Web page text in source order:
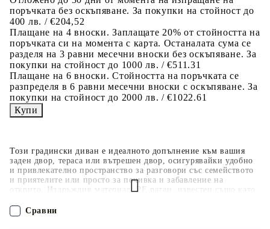
Този градински диван е идеалното допълнение към вашия
заден двор, тераса или вътрешен двор, осигурявайки удобно
и привлекателно пространство за разговори със семейството
и приятелите или просто за почивка и забавление на
открито. Издръжлив материал: PE ратан, известен също като
поддръжка, който прилича на естествен ратан. Той е лек,
лесен за почистване и често се използва за външни мебели
поръчката без оскъпяване. За покупки на стойност до
400 лв. / €204,52
Плащане на 4 вноски. Заплащате 20% от стойността на
поръчката си на момента с карта. Останалата сума се
разделя на 3 равни месечни вноски без оскъпяване. За
покупки на стойност до 1000 лв. / €511.31
Плащане на 6 вноски. Стойността на поръчката се
разпределя в 6 равни месечни вноски с оскъпяване. За
покупки на стойност до 2000 лв. / €1022.61
Сравни